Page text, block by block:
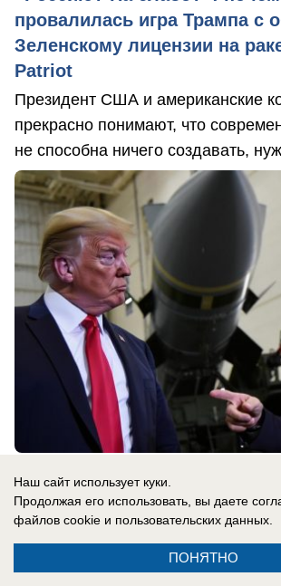
провалилась игра Трампа с
Зеленскому лицензии на
Patriot
Президент США и американские
прекрасно понимают, что
не способна ничего создавать,
В России
Сербия поддерживает
радостно встретил
Наш сайт использует куки.
Продолжая его использовать, вы даете
файлов cookie и пользовательских данных.
ПОНЯТНО